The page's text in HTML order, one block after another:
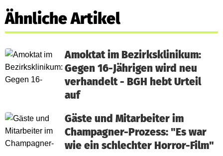
Ähnliche Artikel
Amoktat im Bezirksklinikum:
Gegen 16-Jährigen wird neu
verhandelt - BGH hebt Urteil
auf
Gäste und Mitarbeiter im
Champagner-Prozess: "Es war
wie ein schlechter Horror-Film"